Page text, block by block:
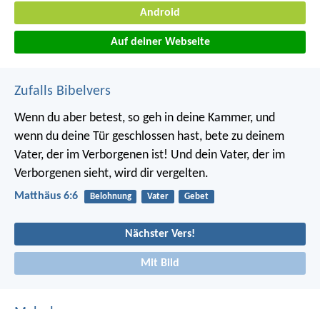
Android
Auf deiner Webseite
Zufalls Bibelvers
Wenn du aber betest, so geh in deine Kammer, und
wenn du deine Tür geschlossen hast, bete zu deinem
Vater, der im Verborgenen ist! Und dein Vater, der im
Verborgenen sieht, wird dir vergelten.
Matthäus 6:6 Belohnung Vater Gebet
Nächster Vers!
Mit Bild